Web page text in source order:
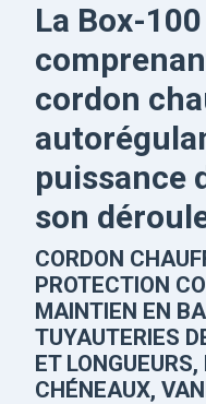
La Box-
cordon
puissance
son
CORDON
PROTECTION
MAINTIEN EN
TUYAUTERIES
ET
CHÉNEAUX,